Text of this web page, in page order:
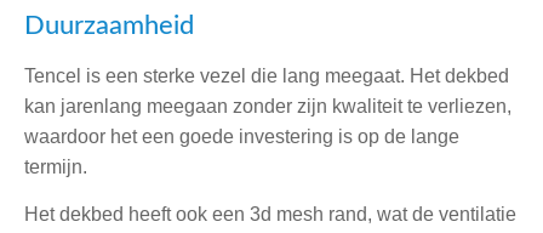
Duurzaamheid
Tencel is een sterke vezel die lang meegaat. Het dekbed
kan jarenlang meegaan zonder zijn kwaliteit te verliezen,
waardoor het een goede investering is op de lange
termijn.
Het dekbed heeft ook een 3d mesh rand, wat de ventilatie